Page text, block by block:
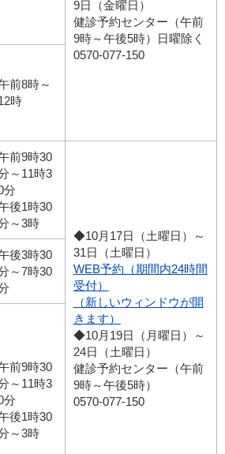
9日（金曜日）
健診予約センター（午前
9時～午後5時）日曜除く
0570-077-150
前8時～
時
前9時30
～11時3
分
後1時30
～3時
◆10月17日（土曜日）～
31日（土曜日）
WEB予約（期間内24時間
受付）
（新しいウィンドウが開
きます）
◆10月19日（月曜日）～
24日（土曜日）
健診予約センター（午前
9時～午後5時）
0570-077-150
後3時30
～7時30
前9時30
～11時3
分
後1時30
～3時